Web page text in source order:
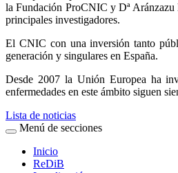
la Fundación ProCNIC y Dª Aránzazu
principales investigadores.
El CNIC con una inversión tanto
generación y singulares en España.
Desde 2007 la Unión Europea ha
enfermedades en este ámbito siguen
Lista de noticias
Menú de secciones
Inicio
ReDiB